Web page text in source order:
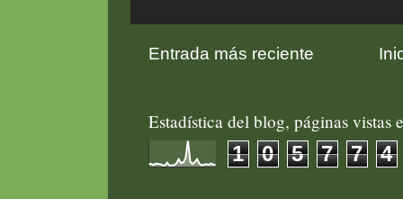
Entrada más reciente
Estadística del blog, páginas vistas
1 0 5 7 7 4